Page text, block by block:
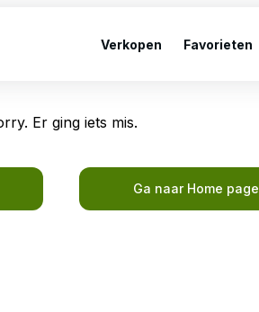
Verkopen Favorieten
Er ging iets mis.
Ga naar Home page